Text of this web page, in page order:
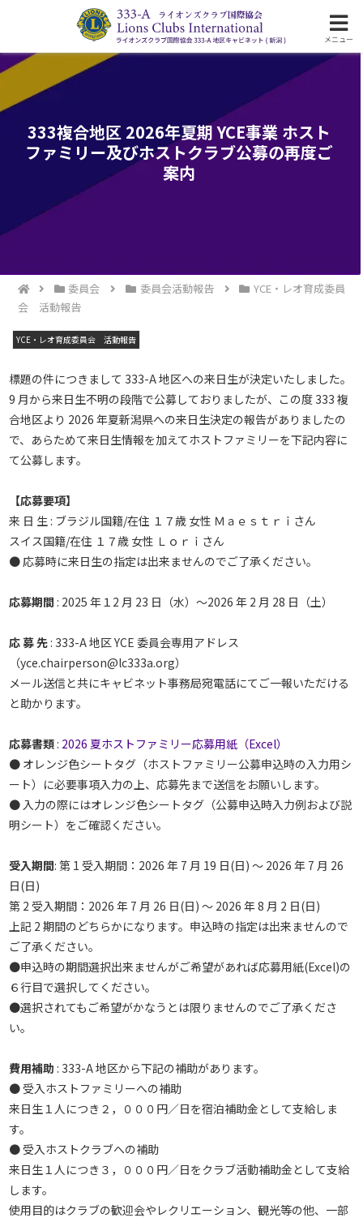
ライオンズクラブ国際協会333-A地区の活動
333複合地区 2026年夏期 YCE事業 ホスト
ファミリー及びホストクラブ公募の再度ご
案内
委員会 委員会活動報告
YCE・レオ育成委員
会 活動報告
YCE・レオ育成委員会 活動報告
標題の件につきまして 333-A 地区への来日生が決定いたしました。
9 月から来日生不明の段階で公募しておりましたが、この度 333 複
合地区より 2026 年夏新潟県への来日生決定の報告がありましたの
で、あらためて来日生情報を加えてホストファミリーを下記内容に
て公募します。
【応募要項】
来 日 生 : ブラジル国籍/在住 １７歳 女性 Ｍａｅｓｔｒｉさん
スイス国籍/在住 １７歳 女性 Ｌｏｒｉさん
● 応募時に来日生の指定は出来ませんのでご了承ください。
応募期間 : 2025 年１2 月 23 日（水）～2026 年 2 月 28 日（土）
応 募 先 : 333-A 地区 YCE 委員会専用アドレス
（yce.chairperson@lc333a.org）
メール送信と共にキャビネット事務局宛電話にてご一報いただける
と助かります。
応募書類 : 2026 夏ホストファミリー応募用紙（Excel）
● オレンジ色シートタグ（ホストファミリー公募申込時の入力用シ
ート）に必要事項入力の上、応募先まで送信をお願いします。
● 入力の際にはオレンジ色シートタグ（公募申込時入力例および説
明シート）をご確認ください。
受入期間: 第 1 受入期間：2026 年 7 月 19 日(日) ～ 2026 年 7 月 26
日(日)
第 2 受入期間：2026 年 7 月 26 日(日) ～ 2026 年 8 月 2 日(日)
上記 2 期間のどちらかになります。申込時の指定は出来ませんので
ご了承ください。
●申込時の期間選択出来ませんがご希望があれば応募用紙(Excel)の
６行目で選択してください。
●選択されてもご希望がかなうとは限りませんのでご了承くださ
い。
費用補助 : 333-A 地区から下記の補助があります。
● 受入ホストファミリーへの補助
来日生１人につき２，０００円／日を宿泊補助金として支給しま
す。
● 受入ホストクラブへの補助
来日生１人につき３，０００円／日をクラブ活動補助金として支給
します。
使用目的はクラブの歓迎会やレクリエーション、観光等の他、一部
メニュー